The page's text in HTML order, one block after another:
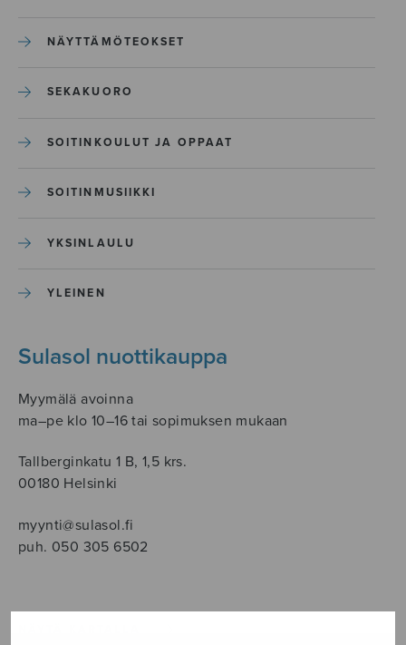
NÄYTTÄMÖTEOKSET
SEKAKUORO
SOITINKOULUT JA OPPAAT
SOITINMUSIIKKI
YKSINLAULU
YLEINEN
Sulasol nuottikauppa
Myymälä avoinna
ma–pe klo 10–16 tai sopimuksen mukaan
Tallberginkatu 1 B, 1,5 krs.
00180 Helsinki
myynti@sulasol.fi
puh. 050 305 6502